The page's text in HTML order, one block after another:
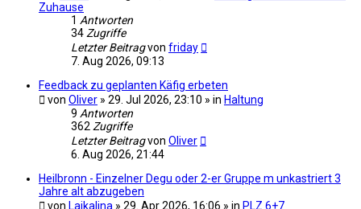
Zuhause
1 Antworten
34 Zugriffe
Letzter Beitragvon friday
7. Aug 2026, 09:13
Feedback zu geplanten Käfig erbeten
von Oliver » 29. Jul 2026, 23:10 » in Haltung
9 Antworten
362 Zugriffe
Letzter Beitragvon Oliver
6. Aug 2026, 21:44
Heilbronn - Einzelner Degu oder 2-er Gruppe m unkastriert 3
Jahre alt abzugeben
von Laikalina » 29. Apr 2026, 16:06 » in PLZ 6+7